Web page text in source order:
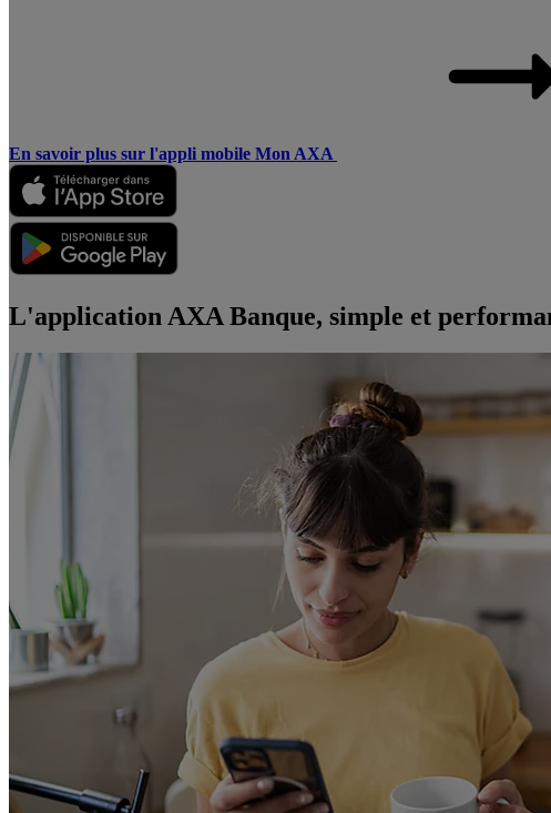
En savoir plus sur l'appli mobile Mon AXA
L'application AXA Banque, simple et